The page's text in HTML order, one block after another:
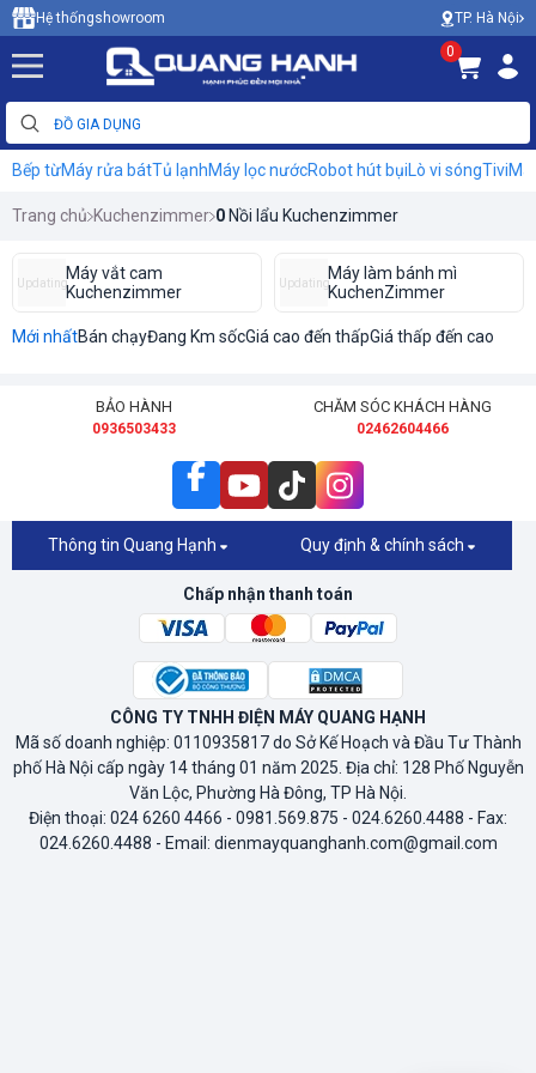
Hệ thốngshowroom TP. Hà Nội
0
Bếp từMáy rửa bátTủ lạnhMáy lọc nướcRobot hút bụiLò vi sóngTivi
Trang chủ Kuchenzimmer 0 Nồi lẩu Kuchenzimmer
UpdatingMáy vắt cam
Kuchenzimmer
UpdatingMáy làm bánh mì
KuchenZimmer
Mới nhấtBán chạyĐang Km sốcGiá cao đến thấpGiá thấp đến cao
BẢO HÀNH
0936503433
CHĂM SÓC KHÁCH HÀNG
02462604466
Thông tin Quang Hạnh Quy định & chính sách
Chấp nhận thanh toán
CÔNG TY TNHH ĐIỆN MÁY QUANG HẠNH
Mã số doanh nghiệp: 0110935817 do Sở Kế Hoạch và Đầu Tư Thành
phố Hà Nội cấp ngày 14 tháng 01 năm 2025. Địa chỉ: 128 Phố Nguyễn
Văn Lộc, Phường Hà Đông, TP Hà Nội.
Điện thoại: 024 6260 4466 - 0981.569.875 - 024.6260.4488 - Fax:
024.6260.4488 - Email: dienmayquanghanh.com@gmail.com